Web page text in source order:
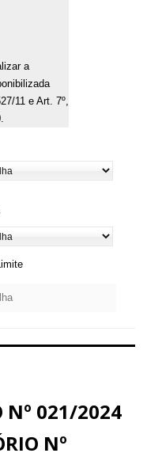
a
11 e Art. 7º,
Nº 021/2024
Nº